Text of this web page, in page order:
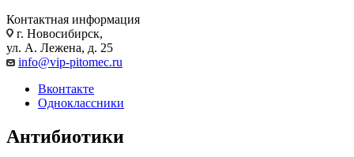
Контактная информация
г. Новосибирск,
ул. А. Лежена, д. 25
info@vip-pitomec.ru
Вконтакте
Одноклассники
Антибиотики